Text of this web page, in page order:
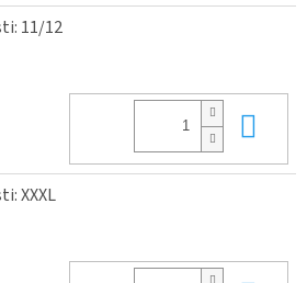
11/12
XXXL